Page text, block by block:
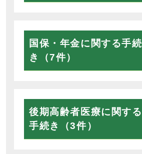
国保・年金に関する手続
き（7件）
後期高齢者医療に関する
手続き（3件）